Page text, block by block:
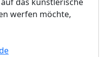
das künstlerische
werfen möchte,